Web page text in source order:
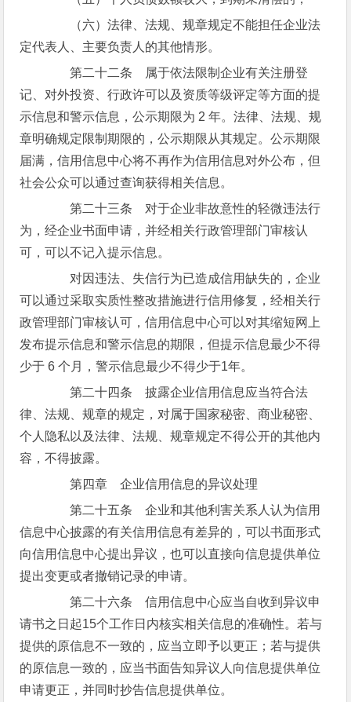
（六）法律、法规、规章规定不能担任企业法
定代表人、主要负责人的其他情形。
第二十二条 属于依法限制企业有关注册登
记、对外投资、行政许可以及资质等级评定等方面的提
示信息和警示信息，公示期限为 2 年。法律、法规、规
章明确规定限制期限的，公示期限从其规定。公示期限
届满，信用信息中心将不再作为信用信息对外公布，但
社会公众可以通过查询获得相关信息。
第二十三条 对于企业非故意性的轻微违法行
为，经企业书面申请，并经相关行政管理部门审核认
可，可以不记入提示信息。
对因违法、失信行为已造成信用缺失的，企业
可以通过采取实质性整改措施进行信用修复，经相关行
政管理部门审核认可，信用信息中心可以对其缩短网上
发布提示信息和警示信息的期限，但提示信息最少不得
少于 6 个月，警示信息最少不得少于1年。
第二十四条 披露企业信用信息应当符合法
律、法规、规章的规定，对属于国家秘密、商业秘密、
个人隐私以及法律、法规、规章规定不得公开的其他内
容，不得披露。
第四章 企业信用信息的异议处理
第二十五条 企业和其他利害关系人认为信用
信息中心披露的有关信用信息有差异的，可以书面形式
向信用信息中心提出异议，也可以直接向信息提供单位
提出变更或者撤销记录的申请。
第二十六条 信用信息中心应当自收到异议申
请书之日起15个工作日内核实相关信息的准确性。若与
提供的原信息不一致的，应当立即予以更正；若与提供
的原信息一致的，应当书面告知异议人向信息提供单位
申请更正，并同时抄告信息提供单位。